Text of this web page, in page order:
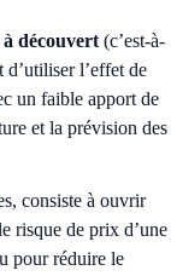
découvert (c’est-à-
l’effet de
un faible apport de
et la prévision des
consiste à ouvrir
risque de prix d’une
pour réduire le